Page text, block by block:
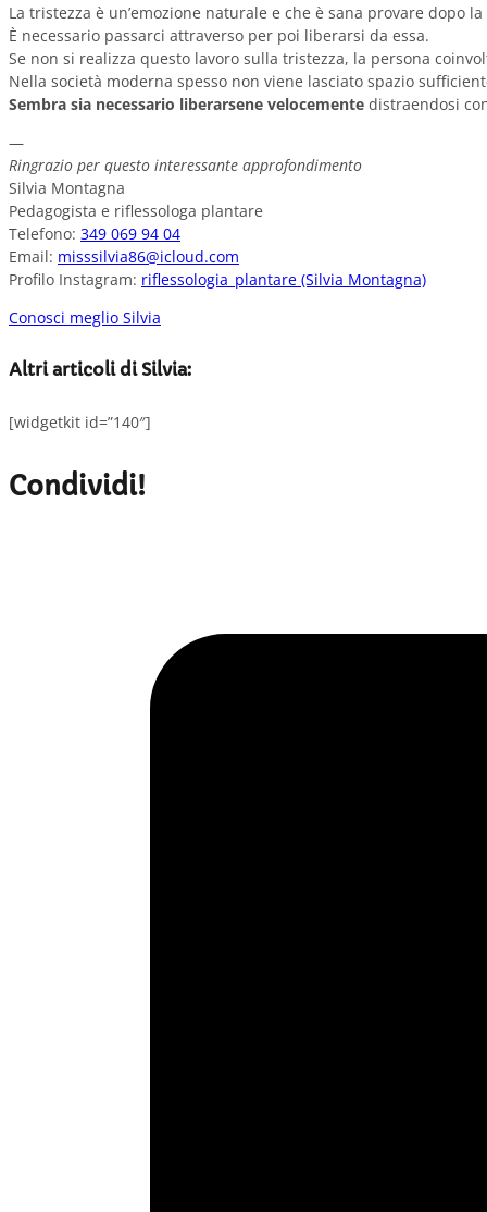
La tristezza è un’emozione naturale e che è sana provare
È necessario passarci attraverso per poi liberarsi da essa.
Se non si realizza questo lavoro sulla tristezza, la persona
Nella società moderna spesso non viene lasciato spazio
Sembra sia necessario liberarsene velocemente distraendosi
—
Ringrazio per questo interessante approfondimento
Silvia Montagna
Pedagogista e riflessologa plantare
Telefono: 349 069 94 04
Email: misssilvia86@icloud.com
Profilo Instagram: riflessologia_plantare (Silvia Montagna)
Conosci meglio Silvia
Altri articoli di Silvia:
[widgetkit id=”140″]
Condividi!